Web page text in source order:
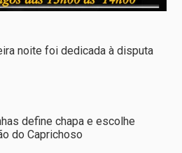
noite foi dedicada à disputa
define chapa e escolhe
do Caprichoso